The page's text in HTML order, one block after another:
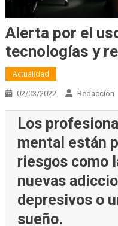
Alerta por el
tecnologías y
Actualidad
02/03/2022 Redacción
Los
mental están
riesgos como
nuevas
depresivos o
sueño.